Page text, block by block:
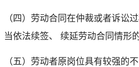
（四）劳动合同在仲裁或者诉讼
当依法续签、 续延劳动合同情形的
（五）劳动者原岗位具有较强的